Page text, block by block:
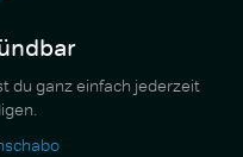
du ganz einfach jederzeit